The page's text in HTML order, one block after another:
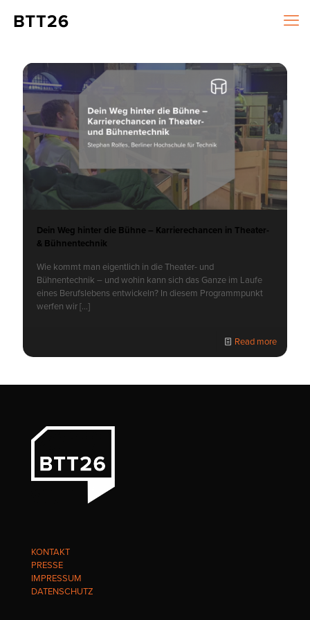
Dein Weg hinter die Bühne – Karrierechancen in Theater-
& Bühnentechnik
Wie kommt man eigentlich in die Theater- und
Bühnentechnik – und wohin kann sich das Ganze im Laufe
eines Berufslebens entwickeln? In diesem Programmpunkt
werfen wir[…]
Read more
KONTAKT
PRESSE
IMPRESSUM
DATENSCHUTZ